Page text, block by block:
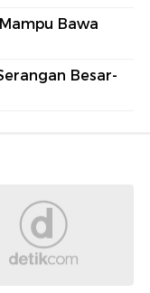
Bawa
Besar-